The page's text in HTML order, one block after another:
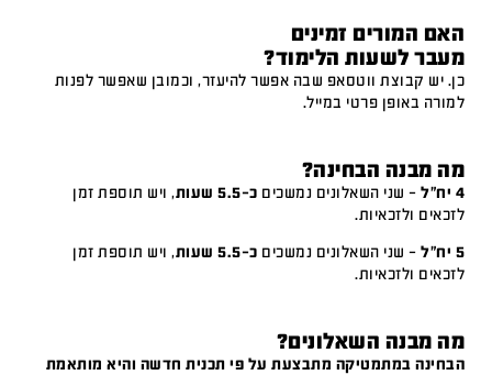
האם המורים זמינים
מעבר לשעות הלימוד?
כן. יש קבוצת ווטסאפ שבה אפשר להיעזר, וכמובן שאפשר לפנות
למורה באופן פרטי במייל.
מה מבנה הבחינה?
4 יח"ל – שני השאלונים נמשכים כ-5.5 שעות
, ויש תוספת זמן
לזכאים ולזכאיות.
5 יח"ל – שני השאלונים נמשכים כ-5.5 שעות
, ויש תוספת זמן
לזכאים ולזכאיות.
מה מבנה השאלונים?
הבחינה במתמטיקה מתבצעת על פי תכנית חדשה והיא מותאמת